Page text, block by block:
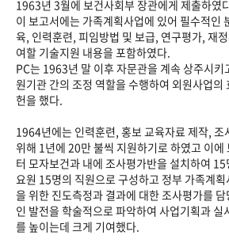
1963년 3월에 보건사회부 장관에게 제출하였
이 보고서에는 가족계획사업에 있어 필수적인
육, 인력훈련, 피임방법 및 보급, 연구평가, 재
여할 기술지원 내용을 포함하였다.
PC는 1963년 말 이후 자문관을 계속 상주시키
원기관 간의 조정 역할을 수행하여 외원사업의
헌을 했다.
1964년에는 인력훈련, 홍보 교육자료 제작, 조
위해 1년에 20만 불씩 지원하기로 하였고 이
터 모자보건과 내에 조사평가반을 설치하여
요원 15명의 직원으로 구성하고 정부 가족계
을 위한 진도측정과 결과에 대한 조사평가를
인 발전을 학술적으로 파악하여 사업기획과 실
를 높이는데 크게 기여했다.